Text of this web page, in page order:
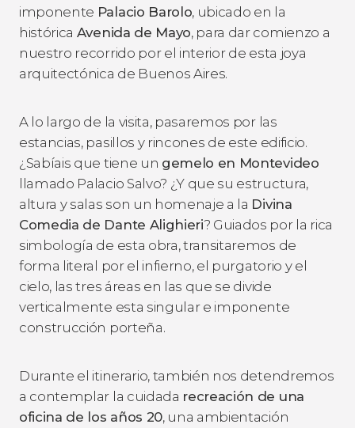
imponente Palacio Barolo, ubicado en la
histórica Avenida de Mayo, para dar comienzo a
nuestro recorrido por el interior de esta joya
arquitectónica de Buenos Aires.
A lo largo de la visita, pasaremos por las
estancias, pasillos y rincones de este edificio.
¿Sabíais que tiene un gemelo en Montevideo
llamado Palacio Salvo? ¿Y que su estructura,
altura y salas son un homenaje a la Divina
Comedia de Dante Alighieri? Guiados por la rica
simbología de esta obra, transitaremos de
forma literal por el infierno, el purgatorio y el
cielo, las tres áreas en las que se divide
verticalmente esta singular e imponente
construcción porteña.
Durante el itinerario, también nos detendremos
a contemplar la cuidada recreación de una
oficina de los años 20, una ambientación